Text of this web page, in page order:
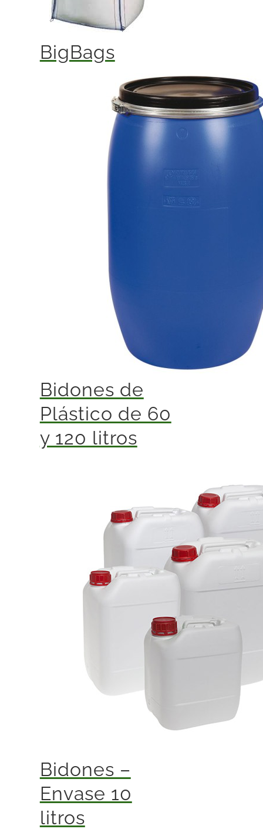
BigBags
Bidones de
Plástico de 60
y 120 litros
Bidones –
Envase 10
litros